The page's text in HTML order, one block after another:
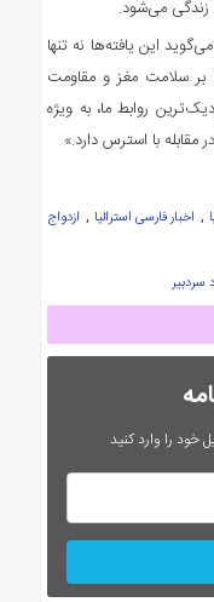
زندگی می‌شود.
این یافته‌ها نه تنها
بر سلامت مغز و مقاومت
روابط ما، به ویژه
مقابله با استرس دارد.»
, اخبار فارسی استرالیا , ازدواج
سردبیر
خود را وارد کنید